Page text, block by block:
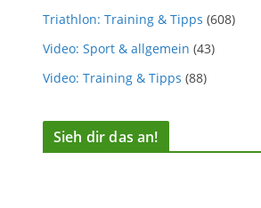
Triathlon: Training & Tipps (608)
Video: Sport & allgemein (43)
Video: Training & Tipps (88)
Sieh dir das an!